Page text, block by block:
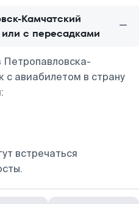
Камчатский
с пересадками
с авиабилетом в страну
встречаться